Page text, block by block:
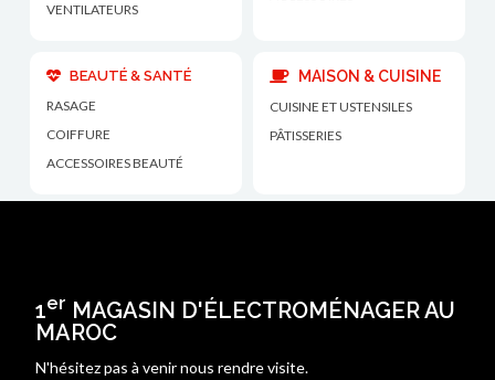
VENTILATEURS
BEAUTÉ & SANTÉ
RASAGE
COIFFURE
ACCESSOIRES BEAUTÉ
MAISON & CUISINE
CUISINE ET USTENSILES
PÂTISSERIES
1er MAGASIN D'ÉLECTROMÉNAGER AU
MAROC
N'hésitez pas à venir nous rendre visite.